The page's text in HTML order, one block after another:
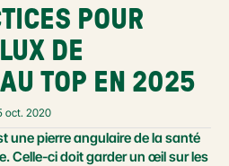
POUR
DE
TOP EN 2025
oct. 2020
une pierre angulaire de la santé
Celle-ci doit garder un œil sur les